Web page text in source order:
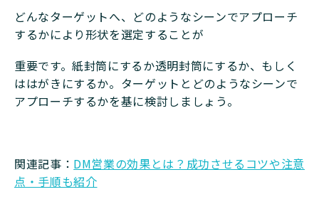
どんなターゲットへ、どのようなシーンでアプローチ
するかにより形状を選定することが
重要です。紙封筒にするか透明封筒にするか、もしく
ははがきにするか。ターゲットとどのようなシーンで
アプローチするかを基に検討しましょう。
関連記事： DM営業の効果とは？成功させるコツや注意
点・手順も紹介